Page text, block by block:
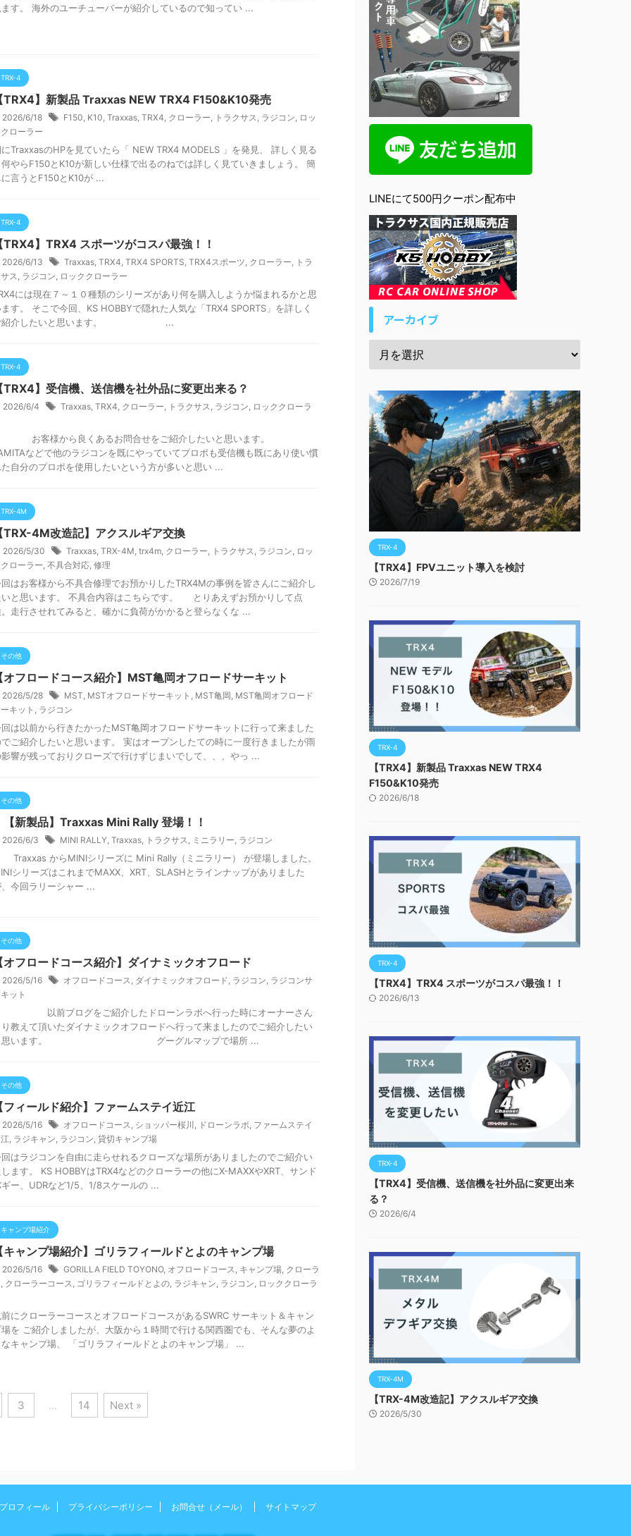
す。 海外のユーチューバーが紹介しているので知ってい ...
TRX-4
TRX4】新製品 Traxxas NEW TRX4 F150&K10発売
2026/6/18 F150 K10 Traxxas TRX4 クローラー トラクサス ラジコン ロッ
ローラー
TraxxasのHPを見ていたら「 NEW TRX4 MODELS 」を発見、 詳しく見る
やらF150とK10が新しい仕様で出るのねでは詳しく見ていきましょう。 簡
言うとF150とK10が ...
TRX-4
TRX4】TRX4 スポーツがコスパ最強！！
2026/6/13 Traxxas TRX4 TRX4 SPORTS TRX4スポーツ クローラー
トラ
ス ラジコン ロッククローラー
には現在７～１０種類のシリーズがあり何を購入しようか悩まれるかと思
す。 そこで今回、KS HOBBYで隠れた人気な「TRX4 SPORTS」を詳しく
紹介したいと思います。 ...
TRX-4
TRX4】受信機、送信機を社外品に変更出来る？
2026/6/4 Traxxas TRX4 クローラー トラクサス ラジコン ロッククローラ
客様から良くあるお問合せをご紹介したいと思います。
などで他のラジコンを既にやっていてプロポも受信機も既にあり使い慣
自分のプロポを使用したいという方が多いと思い ...
TRX-4M
TRX-4M改造記】アクスルギア交換
2026/5/30 Traxxas TRX-4M trx4m クローラー トラクサス ラジコン ロッ
ローラー 不具合対応 修理
はお客様から不具合修理でお預かりしたTRX4Mの事例を皆さんにご紹介し
と思います。 不具合内容はこちらです。 とりあえずお預かりして点
走行させれてみると、確かに負荷がかかると登らなくな ...
その他
オフロードコース紹介】MST亀岡オフロードサーキット
2026/5/28 MST MSTオフロードサーキット MST亀岡 MST亀岡オフロード
キット
ラジコン
は以前から行きたかったMST亀岡オフロードサーキットに行って来ました
ご紹介したいと思います。 実はオープンしたての時に一度行きましたが雨
響が残っておりクローズで行けずじまいでして、、、やっ ...
その他
新製品】Traxxas Mini Rally 登場！！
2026/6/3 MINI RALLY Traxxas トラクサス ミニラリー ラジコン
からMINIシリーズに Mini Rally（ミニラリー） が登場しました。
シリーズはこれまでMAXX、XRT、SLASHとラインナップがありました
今回ラリーシャー ...
その他
オフロードコース紹介】ダイナミックオフロード
2026/5/16 オフロードコース ダイナミックオフロード ラジコン ラジコンサ
ット
前ブログをご紹介したドローンラボへ行った時にオーナーさん
教えて頂いたダイナミックオフロードへ行って来ましたのでご紹介したい
思います。 グーグルマップで場所 ...
その他
フィールド紹介】ファームステイ近江
2026/5/16 オフロードコース ショッパー桜川 ドローンラボ ファームステイ
ラジキャン ラジコン 貸切キャンプ場
はラジコンを自由に走らせれるクローズな場所がありましたのでご紹介い
ます。 KS HOBBYはTRX4などのクローラーの他にX-MAXXやXRT、サンド
ー、UDRなど1/5、1/8スケールの ...
キャンブ場紹介
キャンプ場紹介】ゴリラフィールドとよのキャンプ場
2026/5/16 GORILLA FIELD TOYONO, オフロードコース キャンプ場 クローラ
クローラーコース ゴリラフィールドとよの ラジキャン ラジコン ロッククローラ
にクローラーコースとオフロードコースがあるSWRC サーキット＆キャン
を ご紹介しましたが、大阪から１時間で行ける関西圏でも、そんな夢のよ
キャンプ場、 「ゴリラフィールドとよのキャンプ場」 ...
3 … 14 Next »
LINEにて500円クーポン配布中
アーカイブ
TRX-4
【TRX4】FPVユニット導入を検討
2026/7/19
TRX-4
【TRX4】新製品 Traxxas NEW TRX4
F150&K10発売
2026/6/18
TRX-4
【TRX4】TRX4 スポーツがコスパ最強！！
2026/6/13
TRX-4
【TRX4】受信機、送信機を社外品に変更出来
る？
2026/6/4
TRX-4M
【TRX-4M改造記】アクスルギア交換
2026/5/30
プロフィール プライバシーポリシー お問合せ（メール） サイトマップ